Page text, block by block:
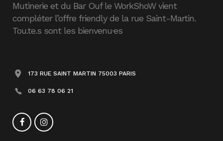
Mutinerie et du Bar Ouf le WorkShoW vient
compléter l’offre friendly de la rue Saint-Martin.
Tou.te.s sont les bienvenu·es
173 RUE SAINT MARTIN 75003 PARIS
06 63 78 06 21